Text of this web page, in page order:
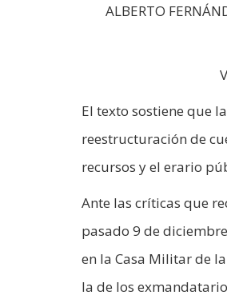
ALBERTO
El texto sostiene que
reestructuración de
recursos y el erario
Ante las críticas que
pasado 9 de
en la Casa Militar de
la de los